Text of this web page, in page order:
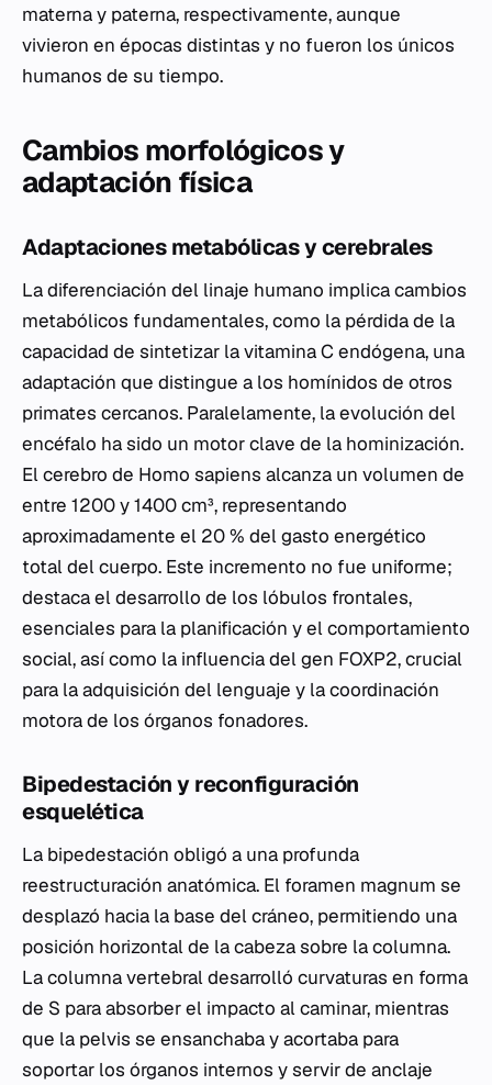
materna y paterna, respectivamente, aunque
vivieron en épocas distintas y no fueron los únicos
humanos de su tiempo.
Cambios morfológicos y
adaptación física
Adaptaciones metabólicas y cerebrales
La diferenciación del linaje humano implica cambios
metabólicos fundamentales, como la pérdida de la
capacidad de sintetizar la vitamina C endógena, una
adaptación que distingue a los homínidos de otros
primates cercanos. Paralelamente, la evolución del
encéfalo ha sido un motor clave de la hominización.
El cerebro de Homo sapiens alcanza un volumen de
entre 1200 y 1400 cm³, representando
aproximadamente el 20 % del gasto energético
total del cuerpo. Este incremento no fue uniforme;
destaca el desarrollo de los lóbulos frontales,
esenciales para la planificación y el comportamiento
social, así como la influencia del gen FOXP2, crucial
para la adquisición del lenguaje y la coordinación
motora de los órganos fonadores.
Bipedestación y reconfiguración
esquelética
La bipedestación obligó a una profunda
reestructuración anatómica. El foramen magnum se
desplazó hacia la base del cráneo, permitiendo una
posición horizontal de la cabeza sobre la columna.
La columna vertebral desarrolló curvaturas en forma
de S para absorber el impacto al caminar, mientras
que la pelvis se ensanchaba y acortaba para
soportar los órganos internos y servir de anclaje